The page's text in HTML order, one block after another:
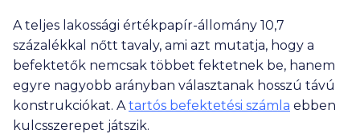
A teljes lakossági értékpapír-állomány 10,7
százalékkal nőtt tavaly, ami azt mutatja, hogy a
befektetők nemcsak többet fektetnek be, hanem
egyre nagyobb arányban választanak hosszú távú
konstrukciókat. Atartós befektetési számla ebben
kulcsszerepet játszik.